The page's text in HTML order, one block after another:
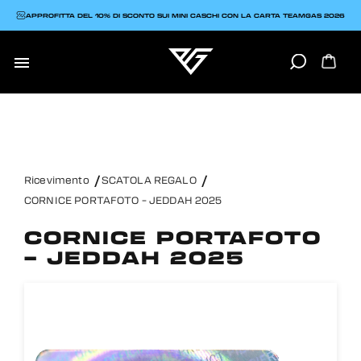

APPROFITTA DEL 10% DI SCONTO SUI MINI CASCHI CON LA CARTA TEAMGAS 2026
Ricevimento
SCATOLA REGALO
CORNICE PORTAFOTO – JEDDAH 2025
CORNICE PORTAFOTO
– JEDDAH 2025